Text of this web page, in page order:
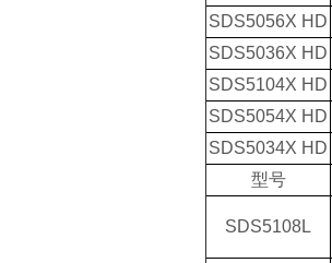
SDS5056X HD
SDS5036X HD
SDS5104X HD
SDS5054X HD
SDS5034X HD
型号
SDS5108L